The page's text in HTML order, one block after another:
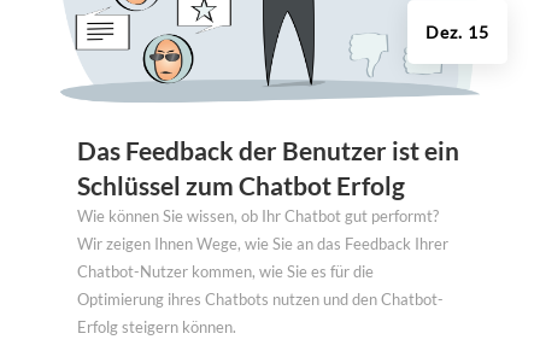
Das Feedback der Benutzer ist ein
Schlüssel zum Chatbot Erfolg
Dez. 15
Wie können Sie wissen, ob Ihr Chatbot gut performt?
Wir zeigen Ihnen Wege, wie Sie an das Feedback Ihrer
Chatbot-Nutzer kommen, wie Sie es für die
Optimierung ihres Chatbots nutzen und den Chatbot-
Erfolg steigern können.